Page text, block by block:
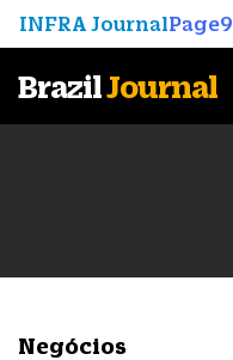
INFRA JournalPage9
BrazilJournal
Negócios